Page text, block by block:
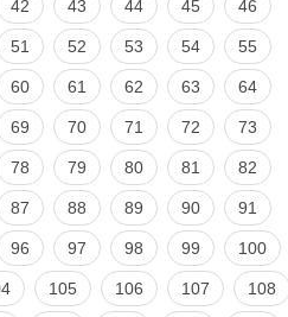
42 43 44 45 46
51 52 53 54 55
60 61 62 63 64
69 70 71 72 73
78 79 80 81 82
87 88 89 90 91
96 97 98 99 100
105 106 107 108